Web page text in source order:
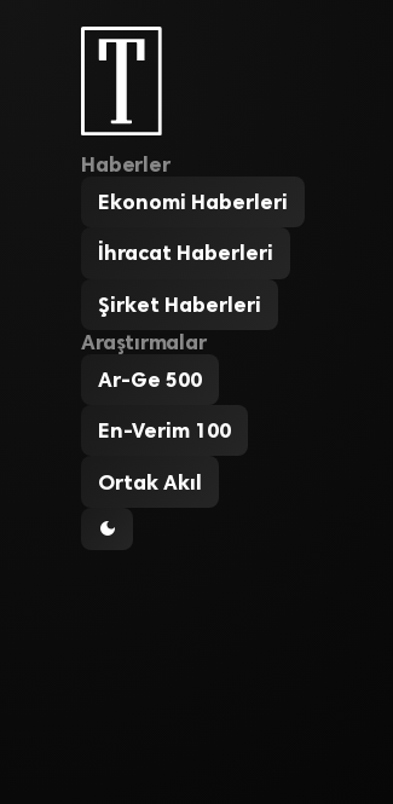
Haberler
Ekonomi Haberleri
İhracat Haberleri
Şirket Haberleri
Araştırmalar
Ar-Ge 500
En-Verim 100
Ortak Akıl